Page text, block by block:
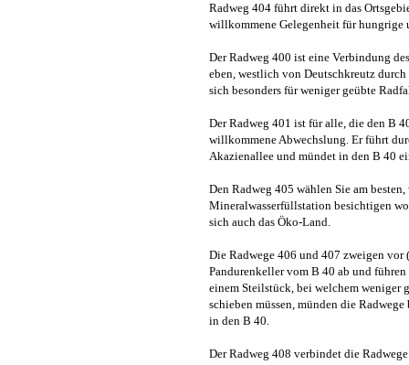
Radweg 404 führt direkt in das
willkommene Gelegenheit für hungrige
Der Radweg 400 ist eine Verbindung
eben, westlich von Deutschkreutz
sich besonders für weniger geübte
Der Radweg 401 ist für alle, die den B
willkommene Abwechslung. Er führt
Akazienallee und mündet in den B 40
Den Radweg 405 wählen Sie am
Mineralwasserfüllstation besichtigen
sich auch das Öko-Land.
Die Radwege 406 und 407 zweigen vor
Pandurenkeller vom B 40 ab und
einem Steilstück, bei welchem weniger
schieben müssen, münden die
in den B 40.
Der Radweg 408 verbindet die